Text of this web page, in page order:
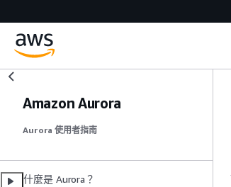
Amazon Aurora
Aurora 使用者指南
什麼是 Aurora？